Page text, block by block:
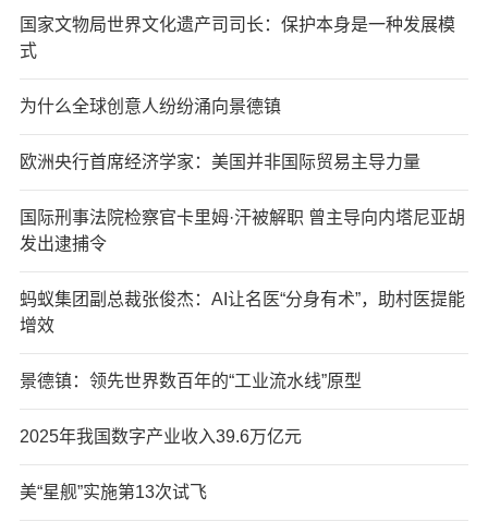
国家文物局世界文化遗产司司长：保护本身是一种发展模
式
为什么全球创意人纷纷涌向景德镇
欧洲央行首席经济学家：美国并非国际贸易主导力量
国际刑事法院检察官卡里姆·汗被解职 曾主导向内塔尼亚胡
发出逮捕令
蚂蚁集团副总裁张俊杰：AI让名医“分身有术”，助村医提能
增效
景德镇：领先世界数百年的“工业流水线”原型
2025年我国数字产业收入39.6万亿元
美“星舰”实施第13次试飞